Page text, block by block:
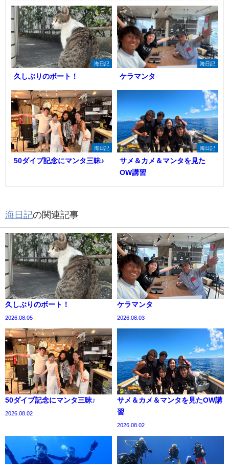
海日記
久しぶりのボート！
海日記
ケラマンタ
海日記
50ダイブ記念にマンタ三昧♪
海日記
サメ＆カメ＆マンタを見た
OW講習
海日記の関連記事
久しぶりのボート！
2026.08.05
ケラマンタ
2026.08.03
50ダイブ記念にマンタ三昧♪
2026.08.02
サメ＆カメ＆マンタを見たOW講
習
2026.08.02